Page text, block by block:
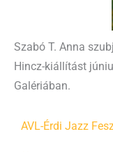
Szabó T. Anna
Hincz-kiállítást
Galériában.
AVL-Érdi Jazz